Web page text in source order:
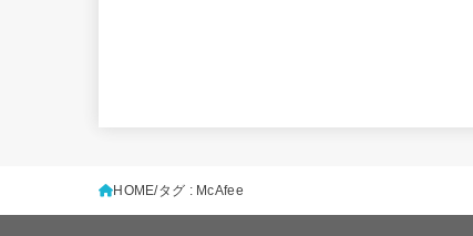
HOME タグ : McAfee